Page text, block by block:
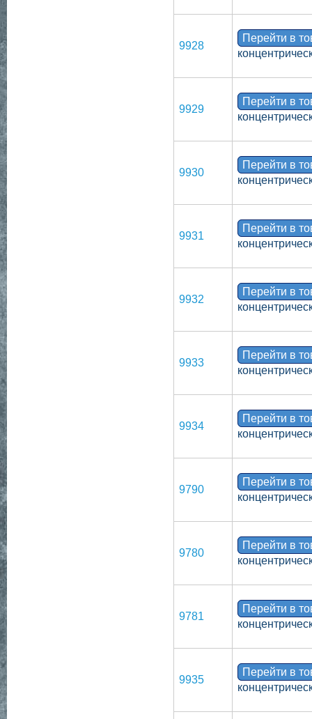
9928
Перейти в
9929
Перейти в
9930
Перейти в
9931
Перейти в
9932
Перейти в
9933
Перейти в
9934
Перейти в
9790
Перейти в
9780
Перейти в
9781
Перейти в
9935
Перейти в